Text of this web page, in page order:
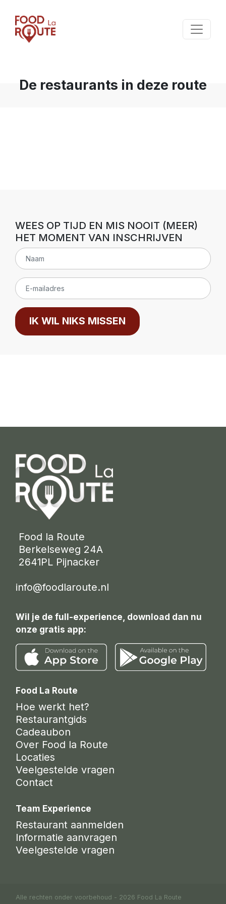
De restaurants in deze route
WEES OP TIJD EN MIS NOOIT (MEER)
HET MOMENT VAN INSCHRIJVEN
IK WIL NIKS MISSEN
Food la Route
Berkelseweg 24A
2641PL Pijnacker
info@foodlaroute.nl
Wil je de full-experience, download dan nu
onze gratis app:
Food La Route
Hoe werkt het?
Restaurantgids
Cadeaubon
Over Food la Route
Locaties
Veelgestelde vragen
Contact
Team Experience
Restaurant aanmelden
Informatie aanvragen
Veelgestelde vragen
Alle rechten onder voorbehoud - 2026 Food La Route